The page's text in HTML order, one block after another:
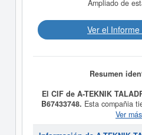
Ampliado de
Ver el Informe
Resumen
El CIF de A-TEKNIK
B67433748. Esta compañia
ACTIVIDAD PRINCIPAL:
DE EDIFICIOS NO
Ver